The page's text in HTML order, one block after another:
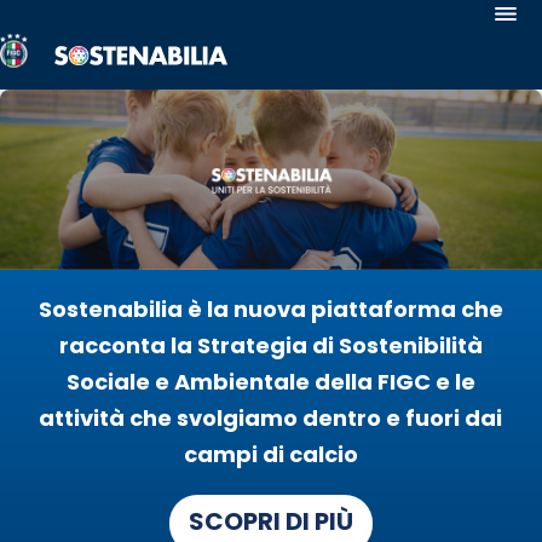
Sostenabilia
Antirazzismo
Safeguarding
Uguaglianza
e
Inclusione
Calcio
per
le
Abilità
Salute
Sostenabilia è la nuova piattaforma che
racconta la Strategia di Sostenibilità
Sociale e Ambientale della FIGC e le
attività che svolgiamo dentro e fuori dai
campi di calcio
SCOPRI DI PIÙ